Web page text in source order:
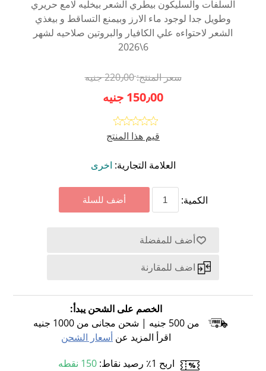
السلفات والسليكون بيطري الشعر بيخليه لامع حريري
وطويل جدا لوجود ماء الارز وبيمنع التساقط و بيغذي
الشعر لاحتواءه علي الكافيار والبروتين صلاحيه لشهر
6\2026
سعر المنتج:220٫00 جنيه
150٫00 جنيه
قيم هذا المنتج
العلامة التجارية: اخرى
الكمية:
الخصم على الشحن يبدأ:
من 500 جنيه | شحن مجانى من 1000 جنيه
اقرأ المزيد عن أسعار الشحن
اربح 1٪ رصيد نقاط:
150 نقطه